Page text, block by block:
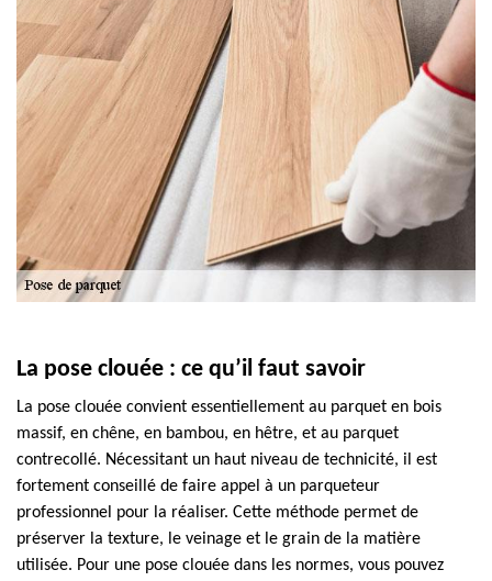
La pose clouée : ce qu’il faut savoir
La pose clouée convient essentiellement au parquet en bois
massif, en chêne, en bambou, en hêtre, et au parquet
contrecollé. Nécessitant un haut niveau de technicité, il est
fortement conseillé de faire appel à un parqueteur
professionnel pour la réaliser. Cette méthode permet de
préserver la texture, le veinage et le grain de la matière
utilisée. Pour une pose clouée dans les normes, vous pouvez